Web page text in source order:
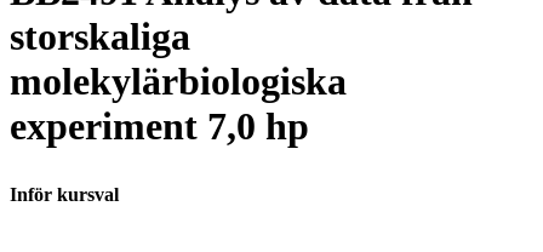
storskaliga
molekylärbiologiska
experiment 7,0 hp
Inför kursval